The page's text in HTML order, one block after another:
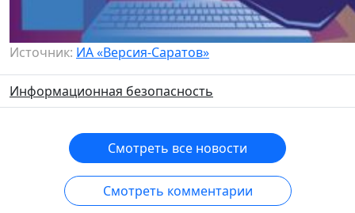
Источник: ИА «Версия-Саратов»
Информационная безопасность
Смотреть все новости
Смотреть комментарии